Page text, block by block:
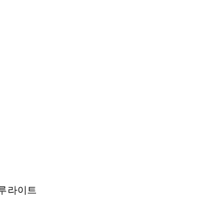
라이트